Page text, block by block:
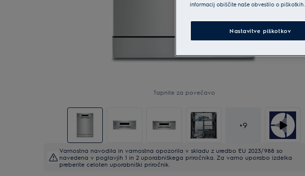
Tapnite za povečavo
+9
Varnostna navodila in varnostna opozorila v skladu z uredbo EU 2023/988 so
navedena v poglavjih 1 in 2 uporabniškega priročnika. Za varno uporabo izdelka
preberite celoten uporabniški priročnik.
informacij obiščite naše obvestilo o piškotkih.
Nastavitve piškotkov